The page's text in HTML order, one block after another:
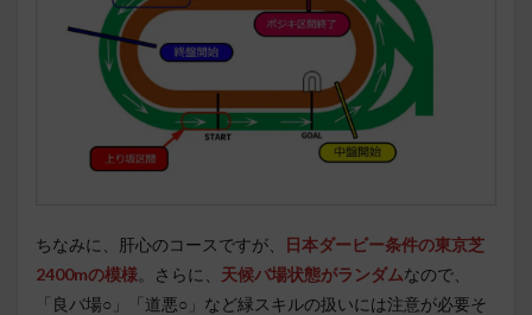
ちなみに、肝心のコースですが、
日本ダービー条件の東京芝
2400mの模様。さらに、 天候バ場状態がランダムなので、
「良バ場○」「道悪○」など緑スキルの扱いには注意が必要そ